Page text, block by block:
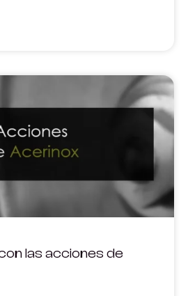
las acciones de